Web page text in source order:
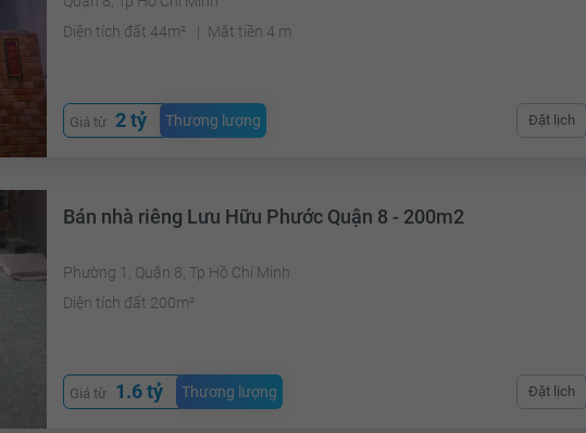
Diện tích đất 44m²
Mặt tiền 4 m
Giá từ 2 tỷ Thương lượng Đặt lịch
Bán nhà riêng Lưu Hữu Phước Quận 8 - 200m2
Phường 1, Quận 8, Tp Hồ Chí Minh
Diện tích đất 200m²
Giá từ 1.6 tỷ Thương lượng Đặt lịch